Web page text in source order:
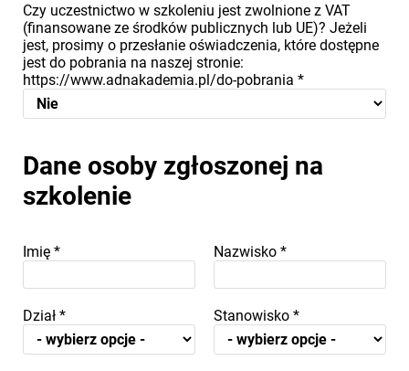
Czy uczestnictwo w szkoleniu jest zwolnione z VAT
(finansowane ze środków publicznych lub UE)? Jeżeli
jest, prosimy o przesłanie oświadczenia, które dostępne
jest do pobrania na naszej stronie:
https://www.adnakademia.pl/do-pobrania *
Dane osoby zgłoszonej na
szkolenie
Imię * Nazwisko *
Dział * Stanowisko *